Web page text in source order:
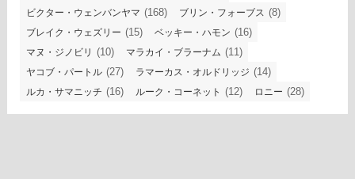
ビクター・ウェンバンヤマ (168) ブリン・フォーブス (8)
ブレイク・ウェズリー (15) ベッキー・ハモン (16)
マヌ・ジノビリ (10) マラカイ・ブラーナム (11)
ヤコブ・パートル (27) ラマーカス・オルドリッジ (14)
ルカ・サマニッチ (16) ルーク・コーネット (12) ロニー (28)